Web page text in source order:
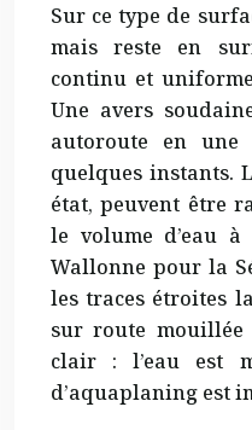
Sur ce type de
mais reste en
continu et
Une avers
autoroute en
quelques instants.
état, peuvent être
le volume d’eau à
Wallonne pour la
les traces étroites
sur route mouillée
clair : l’eau est
d’aquaplaning est